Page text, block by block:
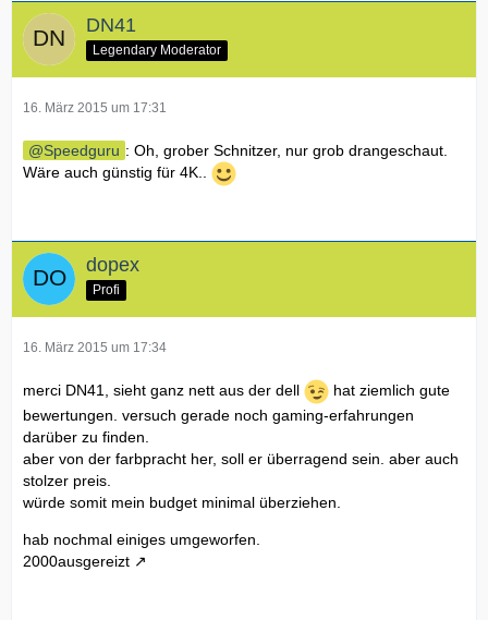
DN41
Legendary Moderator
16. März 2015 um 17:31
Speedguru : Oh, grober Schnitzer, nur grob drangeschaut.
Wäre auch günstig für 4K..
dopex
Profi
16. März 2015 um 17:34
merci DN41, sieht ganz nett aus der dell
hat ziemlich gute
bewertungen. versuch gerade noch gaming-erfahrungen
darüber zu finden.
aber von der farbpracht her, soll er überragend sein. aber auch
stolzer preis.
würde somit mein budget minimal überziehen.
hab nochmal einiges umgeworfen.
2000ausgereizt